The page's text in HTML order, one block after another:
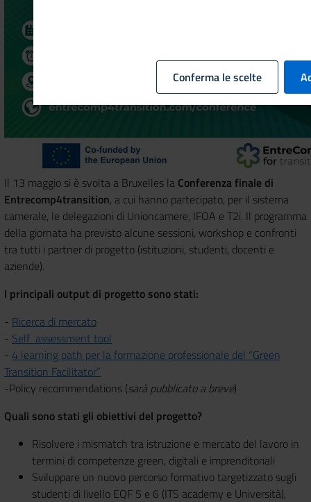
Il 13 maggio si è svolta a Bruxelles la Conferenza finale di
Entrecomp4transition, a cui hanno partecipato, per il sistema
camerale, le delegazioni di Unioncamere, IFOA e T2i. Il programma
della giornata ha previsto alcune sessioni, workshop e confronti
tra tutti i partner di progetto (istituzioni, studenti, docenti e
aziende).
I principali output di progetto sono stati:
- Ricerca di mercato
- Self assessment tool
- 4 learning path per la formazione professionale del “Green
Transition Facilitator”
-Policy recommendations (sarà pubblicato a breve)
Quali sono stati gli obiettivi del progetto?
Risolvere i mismatch tra istruzione e mercato del lavoro in
termini di competenze green, digitali e imprenditoriali
Sviluppare un nuovo percorso formativo targetizzato sugli
studenti di livello EQF 5 e 6 (ITS academy e Università),
Conferma le scelte